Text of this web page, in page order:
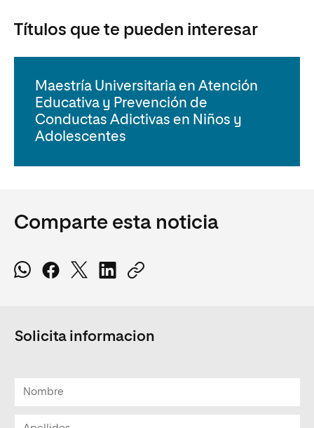
Títulos que te pueden interesar
Maestría Universitaria en Atención
Educativa y Prevención de
Conductas Adictivas en Niños y
Adolescentes
Comparte esta noticia
Solicita informacion